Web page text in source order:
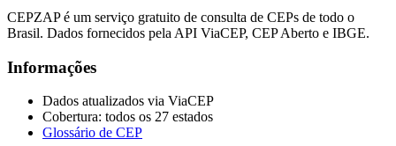
CEPZAP é um serviço gratuito de consulta de CEPs de todo o
Brasil. Dados fornecidos pela API ViaCEP, CEP Aberto e IBGE.
Informações
Dados atualizados via ViaCEP
Cobertura: todos os 27 estados
Glossário de CEP